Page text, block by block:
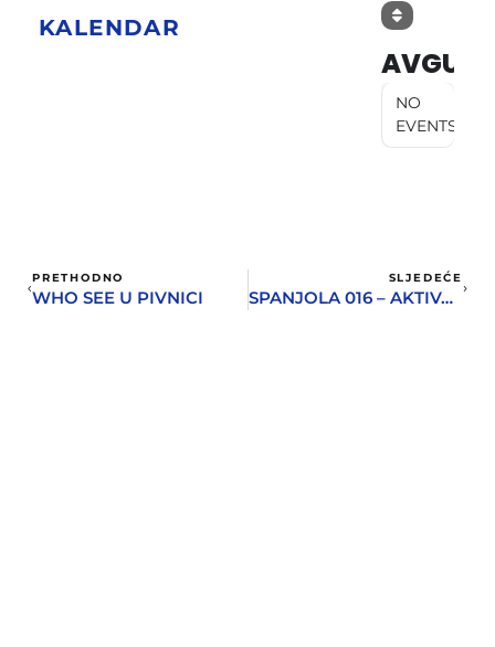
KALENDAR
AVGUST
NO
EVENTS
PRETHODNO
WHO SEE U PIVNICI
SLJEDEĆE
SPANJOLA 016 – AKTIVACIJA PROSTORA KOJI PRIPADA SVIMA NAMA